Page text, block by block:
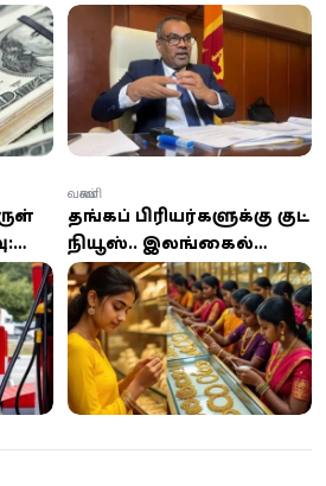
முன்னேற்றம்...
அரசாங்கம் கூறும்
வெற்றிக் காரணம்
என்ன?
தங்கப் பிரியர்களுக்கு குட்
நியூஸ்.. இலங்கையில்
இன்று தங்க விலையில்
அதிரடி மாற்றம்
வணிகம்